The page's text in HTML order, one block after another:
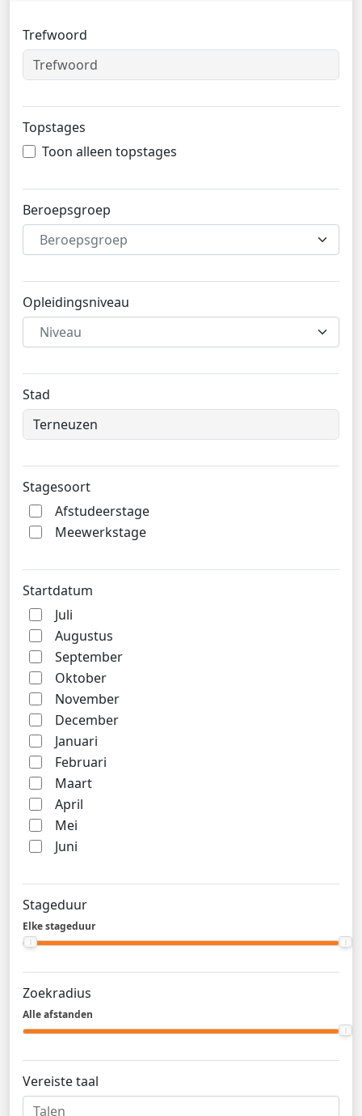
Trefwoord
Topstages
Toon alleen topstages
Beroepsgroep
Beroepsgroep
Opleidingsniveau
Niveau
Stad
Stagesoort
Afstudeerstage
Meewerkstage
Startdatum
Juli
Augustus
September
Oktober
November
December
Januari
Februari
Maart
April
Mei
Juni
Stageduur
Elke stageduur
Zoekradius
Alle afstanden
Vereiste taal